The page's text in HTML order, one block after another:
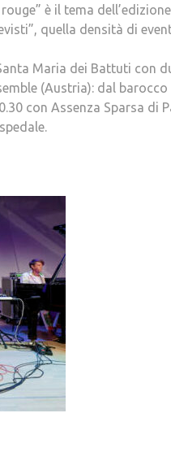
è il tema dell’edizione
quella densità di
Maria dei Battuti con
(Austria): dal barocco
con Assenza Sparsa di